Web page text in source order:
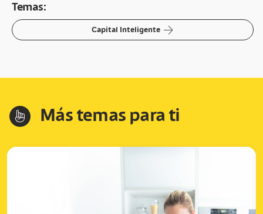
Temas:
Capital Inteligente arrow-right
hand-index Más temas para ti